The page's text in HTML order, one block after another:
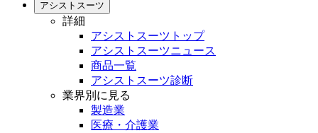
アシストスーツ
詳細
アシストスーツトップ
アシストスーツニュース
商品一覧
アシストスーツ診断
業界別に見る
製造業
医療・介護業